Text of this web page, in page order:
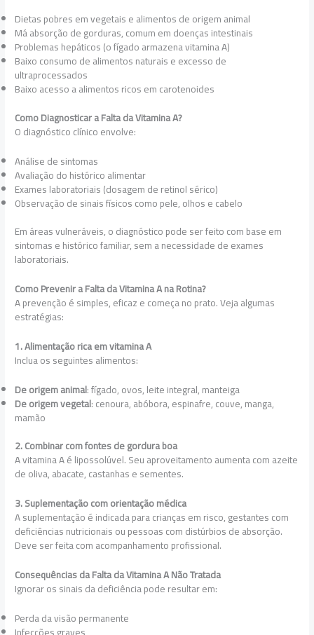
Dietas pobres em vegetais e alimentos de origem animal
Má absorção de gorduras, comum em doenças intestinais
Problemas hepáticos (o fígado armazena vitamina A)
Baixo consumo de alimentos naturais e excesso de
ultraprocessados
Baixo acesso a alimentos ricos em carotenoides
Como Diagnosticar a Falta da Vitamina A?
O diagnóstico clínico envolve:
Análise de sintomas
Avaliação do histórico alimentar
Exames laboratoriais (dosagem de retinol sérico)
Observação de sinais físicos como pele, olhos e cabelo
Em áreas vulneráveis, o diagnóstico pode ser feito com base em
sintomas e histórico familiar, sem a necessidade de exames
laboratoriais.
Como Prevenir a Falta da Vitamina A na Rotina?
A prevenção é simples, eficaz e começa no prato. Veja algumas
estratégias:
1. Alimentação rica em vitamina A
Inclua os seguintes alimentos:
De origem animal: fígado, ovos, leite integral, manteiga
De origem vegetal: cenoura, abóbora, espinafre, couve, manga,
mamão
2. Combinar com fontes de gordura boa
A vitamina A é lipossolúvel. Seu aproveitamento aumenta com azeite
de oliva, abacate, castanhas e sementes.
3. Suplementação com orientação médica
A suplementação é indicada para crianças em risco, gestantes com
deficiências nutricionais ou pessoas com distúrbios de absorção.
Deve ser feita com acompanhamento profissional.
Consequências da Falta da Vitamina A Não Tratada
Ignorar os sinais da deficiência pode resultar em:
Perda da visão permanente